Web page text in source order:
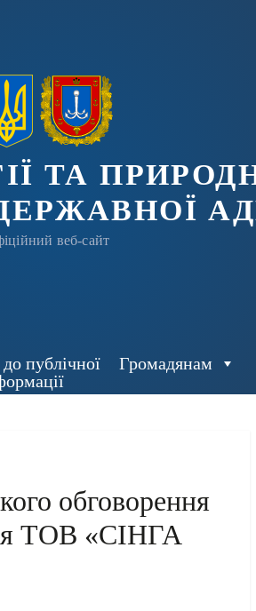
ТА
веб-сайт
публічної
Громадянам
обговорення
ТОВ «СІНГА